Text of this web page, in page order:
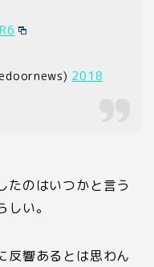
2018
たのはいつかと言う
い。
反響あるとは思わん